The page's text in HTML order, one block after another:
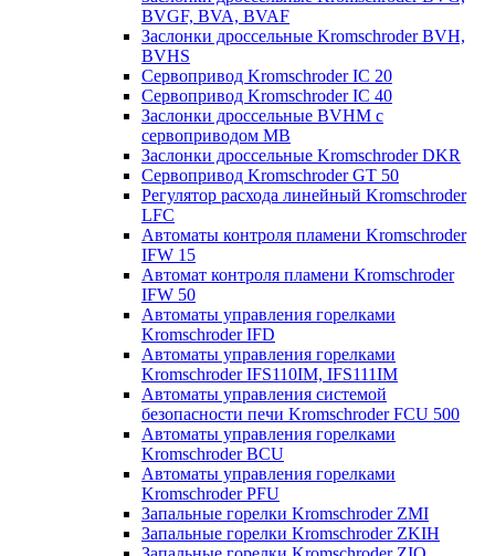
BVGF, BVA, BVAF
Заслонки дроссельные Kromschroder BVH,
BVHS
Сервопривод Kromschroder IC 20
Сервопривод Kromschroder IC 40
Заслонки дроссельные BVHM с
сервоприводом МВ
Заслонки дроссельные Kromschroder DKR
Cервопривод Kromschroder GT 50
Регулятор расхода линейный Kromschroder
LFC
Автоматы контроля пламени Kromschroder
IFW 15
Автомат контроля пламени Kromschroder
IFW 50
Автоматы управления горелками
Kromschroder IFD
Автоматы управления горелками
Kromschroder IFS110IM, IFS111IM
Автоматы управления системой
безопасности печи Kromschroder FCU 500
Автоматы управления горелками
Kromschroder BCU
Автоматы управления горелками
Kromschroder PFU
Запальные горелки Kromschroder ZМI
Запальные горелки Kromschroder ZKIH